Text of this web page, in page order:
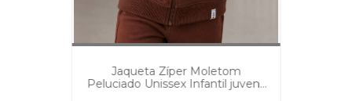
Jaqueta Zíper Moletom
Peluciado Unissex Infantil juvenil